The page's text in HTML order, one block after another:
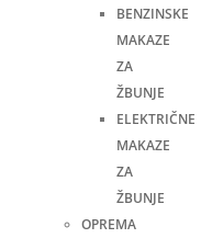
BENZINSKE
MAKAZE
ZA
ŽBUNJE
ELEKTRIČNE
MAKAZE
ZA
ŽBUNJE
OPREMA